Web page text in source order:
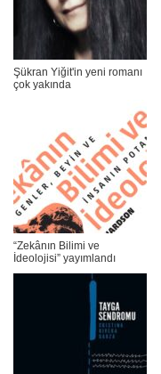
Şükran Yiğit'in yeni romanı
çok yakında
“Zekânın Bilimi ve
İdeolojisi” yayımlandı